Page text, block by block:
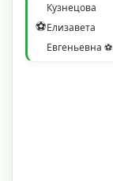
⚽
Кузнецова
Елизавета
Евгеньевна ⚽